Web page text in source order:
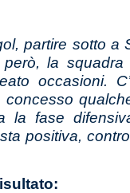
partire sotto a
la
occasioni.
concesso
la fase
positiva,